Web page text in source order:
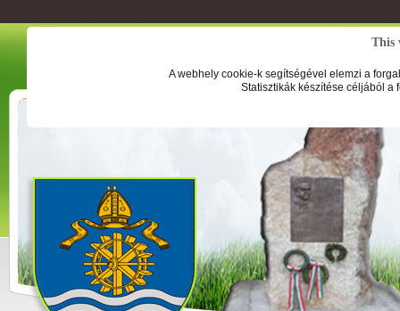
This
A webhely cookie-k segítségével elemzi a
Statisztikák készítése céljából a